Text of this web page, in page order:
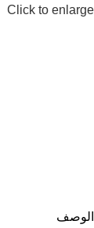
Click to enlarge
الوصف